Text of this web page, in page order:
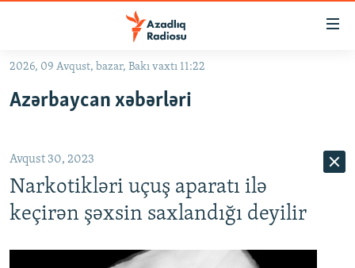
Əsas
qayıt
qayıt
Axtarışa
keç
#ƏSLINDƏ
QANUNI DOĞRU
2026, 09 Avqust, bazar, Bakı vaxtı 11:22
Azərbaycan xəbərləri
Avqust 30, 2023
Narkotikləri uçuş aparatı ilə
keçirən şəxsin saxlandığı deyilir